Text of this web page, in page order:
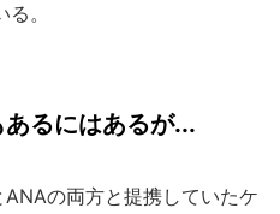
。
るにはあるが...
の両方と提携していたケ